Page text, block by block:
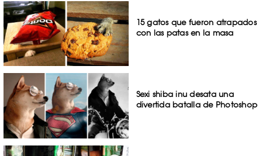
15 gatos que fueron atrapados
con las patas en la masa
Sexi shiba inu desata una
divertida batalla de Photoshop